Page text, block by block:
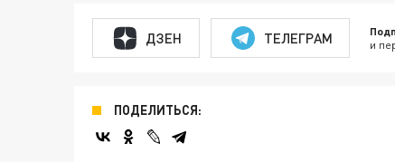
ДЗЕН ТЕЛЕГРАМ и
ПОДЕЛИТЬСЯ: